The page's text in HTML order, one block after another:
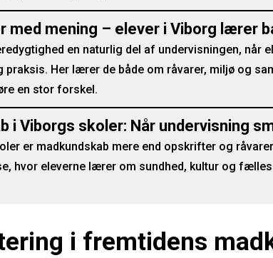
med mening – elever i Viborg lærer
en naturlig del af undervisningen, når
Her lærer de både om råvarer, miljø og
en stor forskel.
i Viborgs skoler: Når undervisning
er madkundskab mere end opskrifter og
hvor eleverne lærer om sundhed, kultur og
i fremtidens